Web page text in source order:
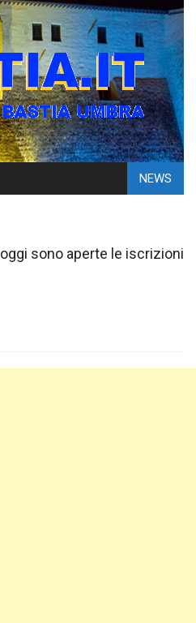
NEWS
sono aperte le iscrizioni